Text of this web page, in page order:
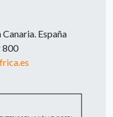
España
800